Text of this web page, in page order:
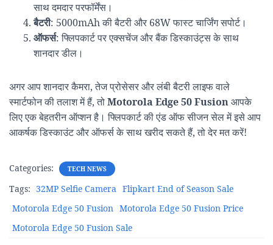
साथ दमदार परफॉर्मेंस।
बैटरी: 5000mAh की बैटरी और 68W फास्ट चार्जिंग सपोर्ट।
ऑफर्स: फ्लिपकार्ट पर एक्सचेंज और बैंक डिस्काउंट्स के साथ
शानदार डील।
अगर आप शानदार कैमरा, तेज प्रोसेसर और लंबी बैटरी लाइफ वाले
स्मार्टफोन की तलाश में हैं, तोMotorola Edge 50 Fusionआपके
लिए एक बेहतरीन ऑप्शन है। फ्लिपकार्ट की एंड ऑफ सीजन सेल में इसे आप
आकर्षक डिस्काउंट और ऑफर्स के साथ खरीद सकते हैं, तो देर मत करें!
Categories: TECH NEWS
Tags: 32MP Selfie Camera Flipkart End of Season Sale
Motorola Edge 50 Fusion Motorola Edge 50 Fusion Price
Motorola Edge 50 Fusion Sale